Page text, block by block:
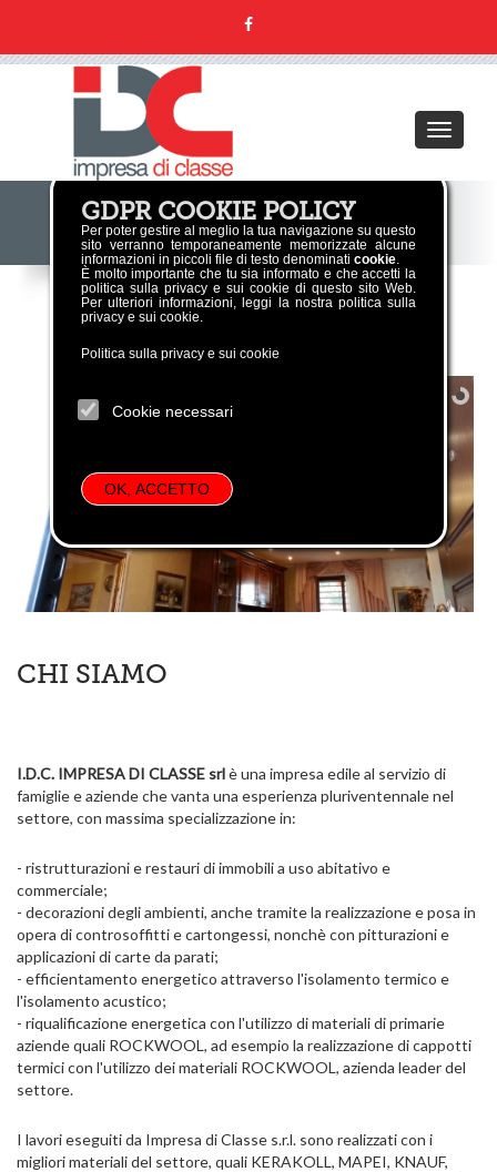
Toggle
CHI SIAMO
CHI SIAMO
I.D.C. IMPRESA DI CLASSE srlè una impresa edile al servizio di
famiglie e aziende che vanta una esperienza pluriventennale nel
settore, con massima specializzazione in:
- ristrutturazioni e restauri di immobili a uso abitativo e
commerciale;
- decorazioni degli ambienti, anche tramite la realizzazione e posa in
opera di controsoffitti e cartongessi, nonchè con pitturazioni e
applicazioni di carte da parati;
- efficientamento energetico attraverso l'isolamento termico e
l'isolamento acustico;
- riqualificazione energetica con l'utilizzo di materiali di primarie
aziende quali ROCKWOOL, ad esempio la realizzazione di cappotti
termici con l'utilizzo dei materiali ROCKWOOL, azienda leader del
settore.
I lavori eseguiti da Impresa di Classe s.r.l. sono realizzati con i
migliori materiali del settore, quali KERAKOLL, MAPEI, KNAUF,
GDPR COOKIE POLICY
Per poter gestire al meglio la tua navigazione su questo
sito verranno temporaneamente memorizzate alcune
informazioni in piccoli file di testo denominati cookie.
È molto importante che tu sia informato e che accetti la
politica sulla privacy e sui cookie di questo sito Web.
Per ulteriori informazioni, leggi la nostra politica sulla
privacy e sui cookie.
Politica sulla privacy e sui cookie
Cookie necessari
OK, ACCETTO